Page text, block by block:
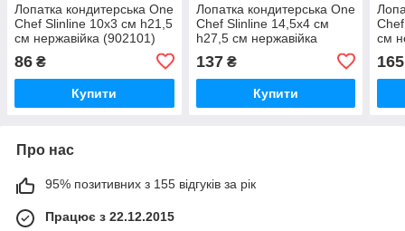
Лопатка кондитерська One
Chef Slinline 10х3 см h21,5
см нержавійка (902101)
86 ₴
Купити
Лопатка кондитерська One
Chef Slinline 14,5х4 см
h27,5 см нержавійка
137₴
Купити
см
165
Про нас
95% позитивних з 155 відгуків за рік
Працює з 22.12.2015